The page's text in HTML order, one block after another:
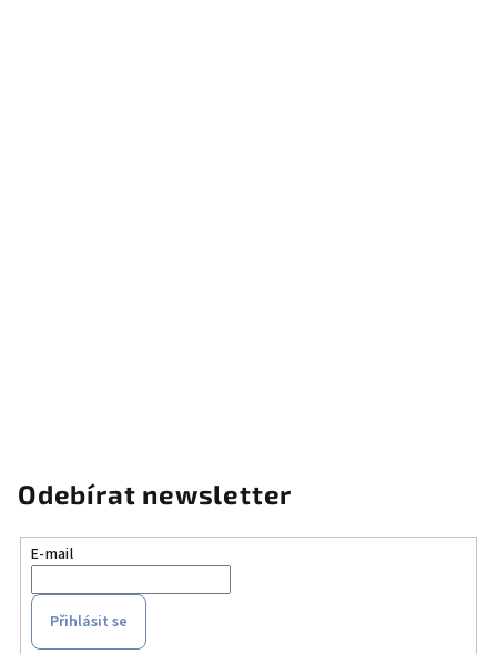
Odebírat newsletter
E-mail
Přihlásit se